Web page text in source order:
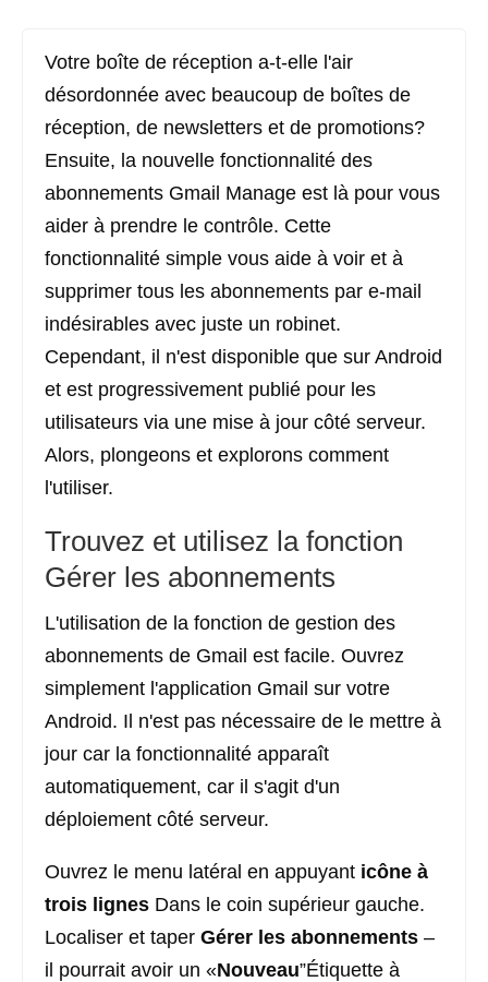
Votre boîte de réception a-t-elle l'air
désordonnée avec beaucoup de boîtes de
réception, de newsletters et de promotions?
Ensuite, la nouvelle fonctionnalité des
abonnements Gmail Manage est là pour vous
aider à prendre le contrôle. Cette
fonctionnalité simple vous aide à voir et à
supprimer tous les abonnements par e-mail
indésirables avec juste un robinet.
Cependant, il n'est disponible que sur Android
et est progressivement publié pour les
utilisateurs via une mise à jour côté serveur.
Alors, plongeons et explorons comment
l'utiliser.
Trouvez et utilisez la fonction
Gérer les abonnements
L'utilisation de la fonction de gestion des
abonnements de Gmail est facile. Ouvrez
simplement l'application Gmail sur votre
Android. Il n'est pas nécessaire de le mettre à
jour car la fonctionnalité apparaît
automatiquement, car il s'agit d'un
déploiement côté serveur.
Ouvrez le menu latéral en appuyant icône à
trois lignes Dans le coin supérieur gauche.
Localiser et taper Gérer les abonnements –
il pourrait avoir un «Nouveau”Étiquette à